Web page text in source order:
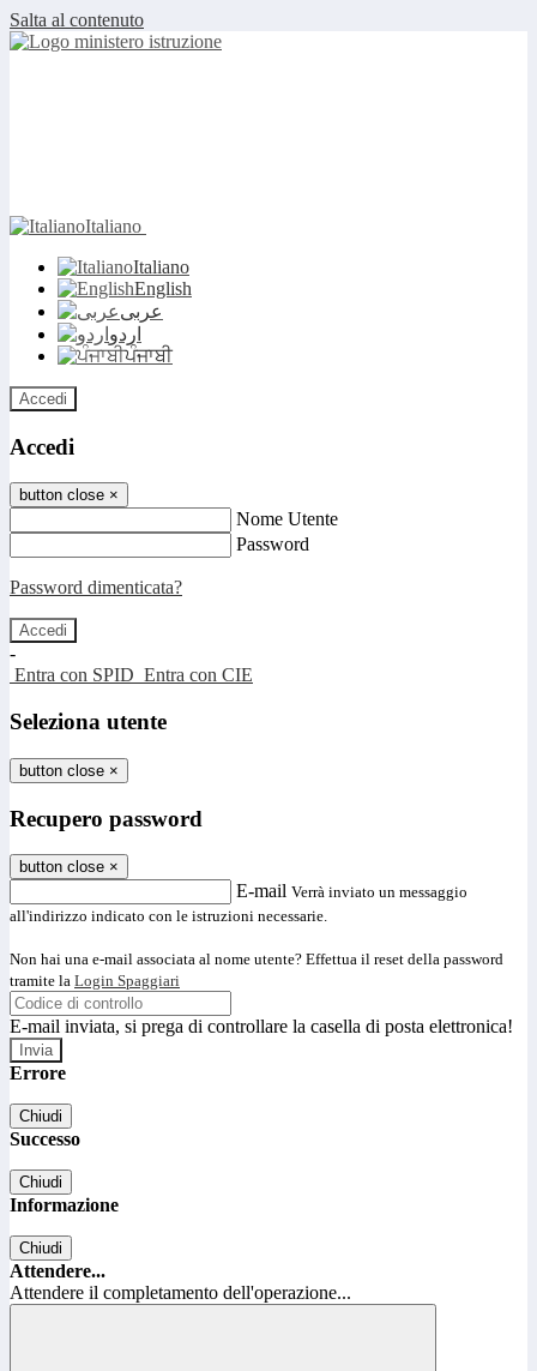
Salta al contenuto
Italiano
Italiano
English
عربى
اردو
ਪੰਜਾਬੀ
Accedi
Accedi
button close ×
Nome Utente
Password
Password dimenticata?
-
Entra con SPID Entra con CIE
Seleziona utente
button close ×
Recupero password
button close ×
E-mail Verrà inviato un messaggio
all'indirizzo indicato con le istruzioni necessarie.
Non hai una e-mail associata al nome utente? Effettua il reset della password
tramite la Login Spaggiari
E-mail inviata, si prega di controllare la casella di posta elettronica!
Errore
Chiudi
Successo
Chiudi
Informazione
Chiudi
Attendere...
Attendere il completamento dell'operazione...